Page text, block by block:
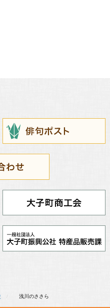
浅川のささら